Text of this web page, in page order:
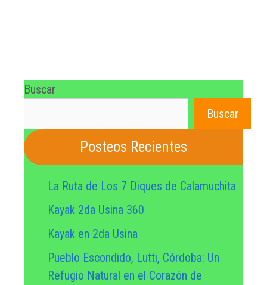
Buscar
Buscar
Posteos Recientes
La Ruta de Los 7 Diques de Calamuchita
Kayak 2da Usina 360
Kayak en 2da Usina
Pueblo Escondido, Lutti, Córdoba: Un
Refugio Natural en el Corazón de